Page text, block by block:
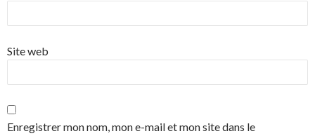
Site web
Enregistrer mon nom, mon e-mail et mon site dans le